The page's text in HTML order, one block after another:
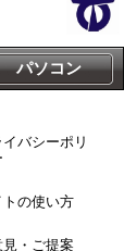
パソコン
イバシーポリ
トの使い方
見・ご提案